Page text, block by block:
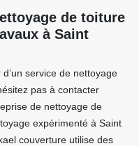
de toiture
à Saint
service de nettoyage
pas à contacter
de nettoyage de
expérimenté à Saint
couverture utilise des